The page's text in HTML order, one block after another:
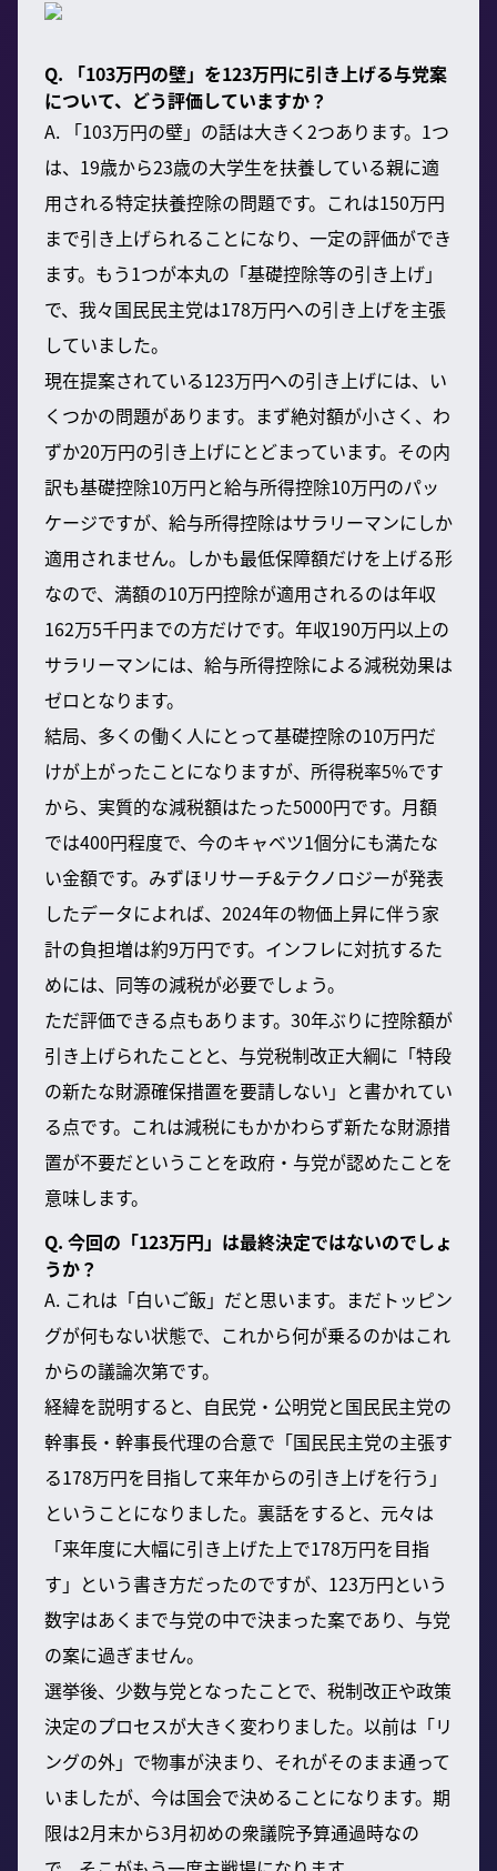
Q. 「103万円の壁」を123万円に引き上げる与党案
について、どう評価していますか？
A. 「103万円の壁」の話は大きく2つあります。1つ
は、19歳から23歳の大学生を扶養している親に適
用される特定扶養控除の問題です。これは150万円
まで引き上げられることになり、一定の評価ができ
ます。もう1つが本丸の「基礎控除等の引き上げ」
で、我々国民民主党は178万円への引き上げを主張
していました。
現在提案されている123万円への引き上げには、い
くつかの問題があります。まず絶対額が小さく、わ
ずか20万円の引き上げにとどまっています。その内
訳も基礎控除10万円と給与所得控除10万円のパッ
ケージですが、給与所得控除はサラリーマンにしか
適用されません。しかも最低保障額だけを上げる形
なので、満額の10万円控除が適用されるのは年収
162万5千円までの方だけです。年収190万円以上の
サラリーマンには、給与所得控除による減税効果は
ゼロとなります。
結局、多くの働く人にとって基礎控除の10万円だ
けが上がったことになりますが、所得税率5%です
から、実質的な減税額はたった5000円です。月額
では400円程度で、今のキャベツ1個分にも満たな
い金額です。みずほリサーチ&テクノロジーが発表
したデータによれば、2024年の物価上昇に伴う家
計の負担増は約9万円です。インフレに対抗するた
めには、同等の減税が必要でしょう。
ただ評価できる点もあります。30年ぶりに控除額が
引き上げられたことと、与党税制改正大綱に「特段
の新たな財源確保措置を要請しない」と書かれてい
る点です。これは減税にもかかわらず新たな財源措
置が不要だということを政府・与党が認めたことを
意味します。
Q. 今回の「123万円」は最終決定ではないのでしょ
うか？
A. これは「白いご飯」だと思います。まだトッピン
グが何もない状態で、これから何が乗るのかはこれ
からの議論次第です。
経緯を説明すると、自民党・公明党と国民民主党の
幹事長・幹事長代理の合意で「国民民主党の主張す
る178万円を目指して来年からの引き上げを行う」
ということになりました。裏話をすると、元々は
「来年度に大幅に引き上げた上で178万円を目指
す」という書き方だったのですが、123万円という
数字はあくまで与党の中で決まった案であり、与党
の案に過ぎません。
選挙後、少数与党となったことで、税制改正や政策
決定のプロセスが大きく変わりました。以前は「リ
ングの外」で物事が決まり、それがそのまま通って
いましたが、今は国会で決めることになります。期
限は2月末から3月初めの衆議院予算通過時なの